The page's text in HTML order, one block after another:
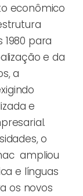
econômico
para
e da
a
e
o
ampliou
e línguas
os novos